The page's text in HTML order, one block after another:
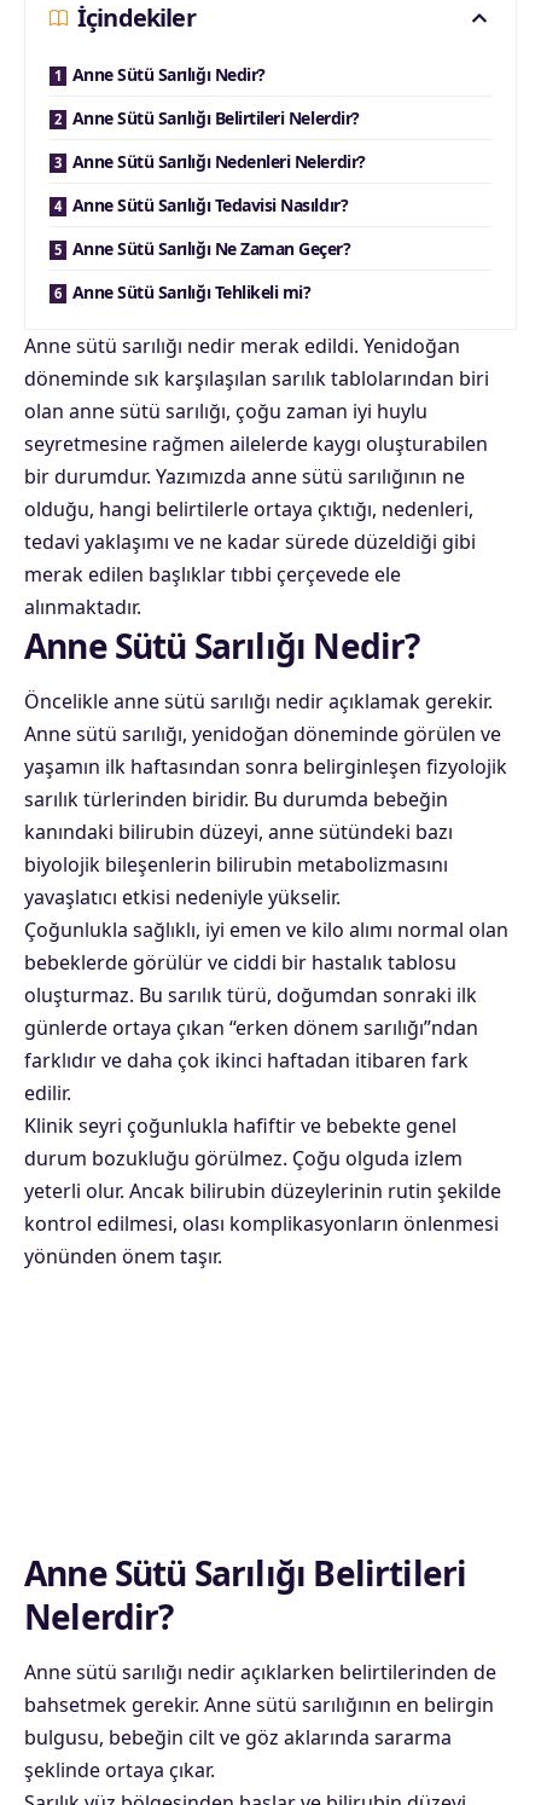
İçindekiler
Anne Sütü Sarılığı Nedir?
Anne Sütü Sarılığı Belirtileri Nelerdir?
Anne Sütü Sarılığı Nedenleri Nelerdir?
Anne Sütü Sarılığı Tedavisi Nasıldır?
Anne Sütü Sarılığı Ne Zaman Geçer?
Anne Sütü Sarılığı Tehlikeli mi?
Anne sütü sarılığı nedir merak edildi. Yenidoğan
döneminde sık karşılaşılan sarılık tablolarından biri
olan anne sütü sarılığı, çoğu zaman iyi huylu
seyretmesine rağmen ailelerde kaygı oluşturabilen
bir durumdur. Yazımızda anne sütü sarılığının ne
olduğu, hangi belirtilerle ortaya çıktığı, nedenleri,
tedavi yaklaşımı ve ne kadar sürede düzeldiği gibi
merak edilen başlıklar tıbbi çerçevede ele
alınmaktadır.
Anne Sütü Sarılığı Nedir?
Öncelikle anne sütü sarılığı nedir açıklamak gerekir.
Anne sütü sarılığı, yenidoğan döneminde görülen ve
yaşamın ilk haftasından sonra belirginleşen fizyolojik
sarılık türlerinden biridir. Bu durumda bebeğin
kanındaki bilirubin düzeyi, anne sütündeki bazı
biyolojik bileşenlerin bilirubin metabolizmasını
yavaşlatıcı etkisi nedeniyle yükselir.
Çoğunlukla sağlıklı, iyi emen ve kilo alımı normal olan
bebeklerde görülür ve ciddi bir hastalık tablosu
oluşturmaz. Bu sarılık türü, doğumdan sonraki ilk
günlerde ortaya çıkan “erken dönem sarılığı”ndan
farklıdır ve daha çok ikinci haftadan itibaren fark
edilir.
Klinik seyri çoğunlukla hafiftir ve bebekte genel
durum bozukluğu görülmez. Çoğu olguda izlem
yeterli olur. Ancak bilirubin düzeylerinin rutin şekilde
kontrol edilmesi, olası komplikasyonların önlenmesi
yönünden önem taşır.
Anne Sütü Sarılığı Belirtileri
Nelerdir?
Anne sütü sarılığı nedir açıklarken belirtilerinden de
bahsetmek gerekir. Anne sütü sarılığının en belirgin
bulgusu, bebeğin cilt ve göz aklarında sararma
şeklinde ortaya çıkar.